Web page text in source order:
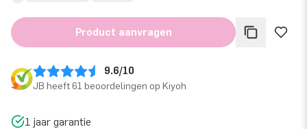
Product aanvragen
9.6/10
JB heeft 61 beoordelingen op Kiyoh
1 jaar garantie